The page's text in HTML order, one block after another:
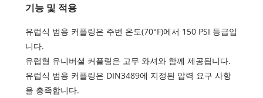
기능 및 적용
유럽식 범용 커플링은 주변 온도(70°F)에서 150 PSI 등급입
니다.
유럽형 유니버셜 커플링은 고무 와셔와 함께 제공됩니다.
유럽식 범용 커플링은 DIN3489에 지정된 압력 요구 사항
을 충족합니다.